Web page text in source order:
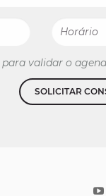
validar o
SOLICITAR